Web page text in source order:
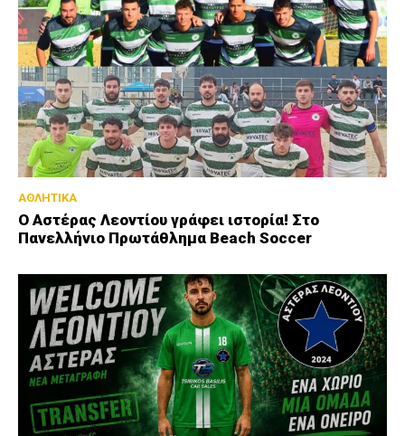
ΑΘΛΗΤΙΚΑ
Ο Αστέρας Λεοντίου γράφει ιστορία! Στο
Πανελλήνιο Πρωτάθλημα Beach Soccer